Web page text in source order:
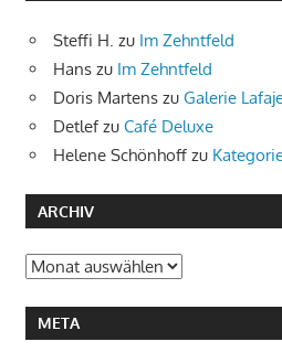
Steffi H. zu Im Zehntfeld
Hans zu Im Zehntfeld
Doris Martens zu Galerie
Detlefzu Café Deluxe
Helene Schönhoff zu
ARCHIV
Archiv
META